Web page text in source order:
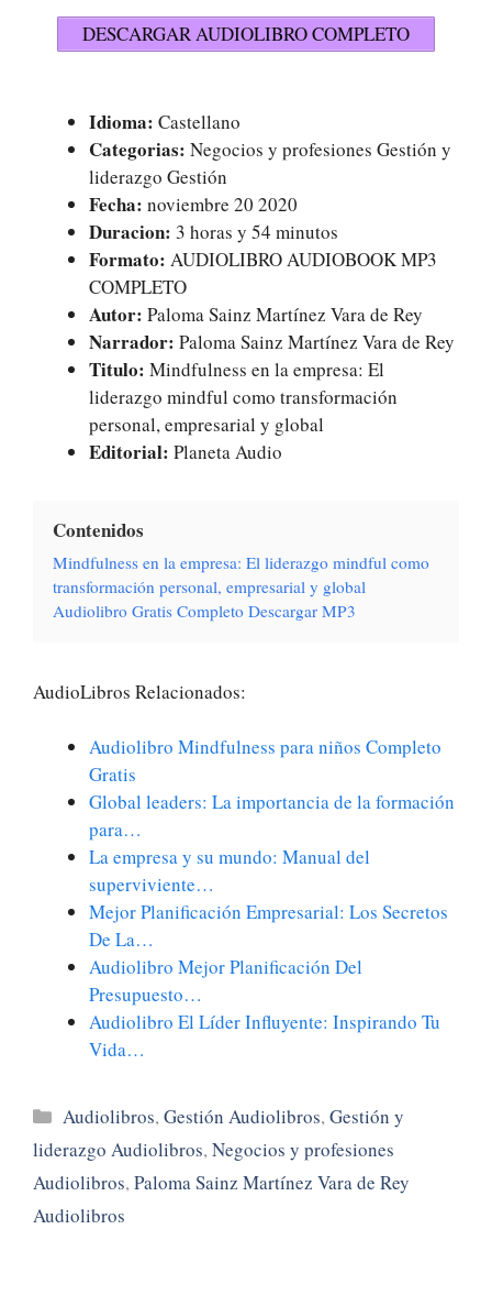
DESCARGAR AUDIOLIBRO COMPLETO
Idioma: Castellano
Categorias: Negocios y profesiones Gestión y
liderazgo Gestión
Fecha: noviembre 20 2020
Duracion: 3 horas y 54 minutos
Formato: AUDIOLIBRO AUDIOBOOK MP3
COMPLETO
Autor: Paloma Sainz Martínez Vara de Rey
Narrador: Paloma Sainz Martínez Vara de Rey
Titulo: Mindfulness en la empresa: El
liderazgo mindful como transformación
personal, empresarial y global
Editorial: Planeta Audio
Contenidos
Mindfulness en la empresa: El liderazgo mindful como
transformación personal, empresarial y global
Audiolibro Gratis Completo Descargar MP3
AudioLibros Relacionados:
Audiolibro Mindfulness para niños Completo
Gratis
Global leaders: La importancia de la formación
para…
La empresa y su mundo: Manual del
superviviente…
Mejor Planificación Empresarial: Los Secretos
De La…
Audiolibro Mejor Planificación Del
Presupuesto…
Audiolibro El Líder Influyente: Inspirando Tu
Vida…
Categorías
Audiolibros,Gestión Audiolibros,Gestión y
liderazgo Audiolibros,Negocios y profesiones
Audiolibros,Paloma Sainz Martínez Vara de Rey
Audiolibros